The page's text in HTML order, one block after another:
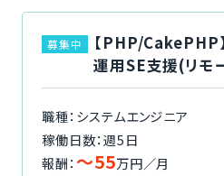
募集中
【PHP/CakePHP
運用SE支援(リモ
職種：システムエンジニア
稼働日数：週5日
報酬： 〜55万円／月